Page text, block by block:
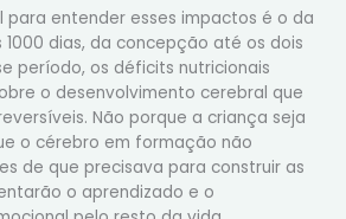
para entender esses impactos é o da
1000 dias, da concepção até os dois
período, os déficits nutricionais
o desenvolvimento cerebral que
Não porque a criança seja
o cérebro em formação não
de que precisava para construir as
o aprendizado e o